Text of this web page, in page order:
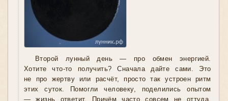
Второй лунный день — про обмен энергией.
Хотите что-то получить? Сначала дайте сами. Это
не про жертву или расчёт, просто так устроен ритм
этих суток. Помогли человеку, поделились опытом